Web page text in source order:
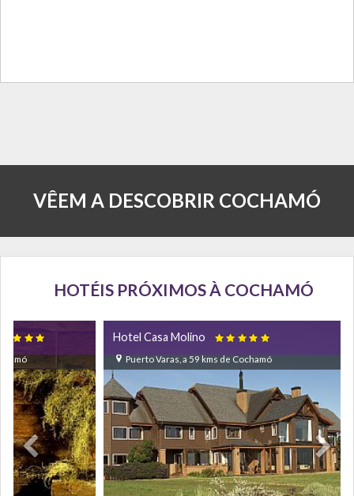
VÊEM A DESCOBRIR COCHAMÓ
HOTÉIS PRÓXIMOS À COCHAMÓ
 Hotel Casa Molino 
Puerto Varas, a 59 kms de Cochamó